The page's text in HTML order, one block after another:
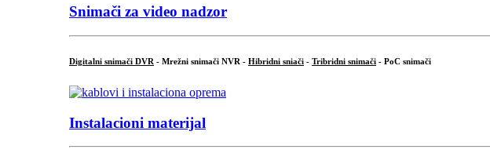
Snimači za video nadzor
Digitalni snimači DVR - Mrežni snimači NVR - Hibridni sniači - Tribridni snimači - PoC snimači
Instalacioni materijal